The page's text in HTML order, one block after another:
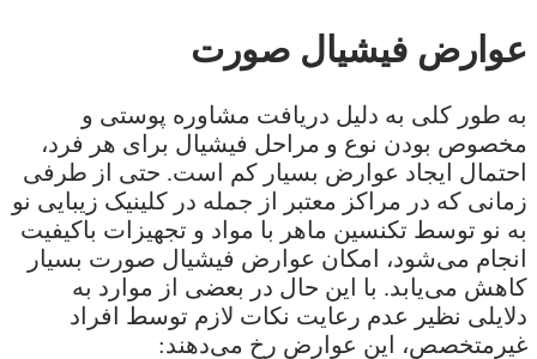
عوارض فیشیال صورت
به طور کلی به دلیل دریافت مشاوره پوستی و
مخصوص بودن نوع و مراحل فیشیال برای هر فرد،
احتمال ایجاد عوارض بسیار کم است. حتی از طرفی
زمانی که در مراکز معتبر از جمله در کلینیک زیبایی نو
به نو توسط تکنسین ماهر با مواد و تجهیزات باکیفیت
انجام می‌شود، امکان عوارض فیشیال صورت بسیار
کاهش می‌یابد. با این حال در بعضی از موارد به
دلایلی نظیر عدم رعایت نکات لازم توسط افراد
غیرمتخصص، این عوارض رخ می‌دهند: